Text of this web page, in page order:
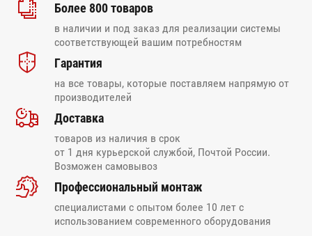
Более 800 товаров
в наличии и под заказ для реализации системы
соответствующей вашим потребностям
Гарантия
на все товары, которые поставляем напрямую от
производителей
Доставка
товаров из наличия в срок
от 1 дня курьерской службой, Почтой России.
Возможен самовывоз
Профессиональный монтаж
специалистами с опытом более 10 лет с
использованием современного оборудования